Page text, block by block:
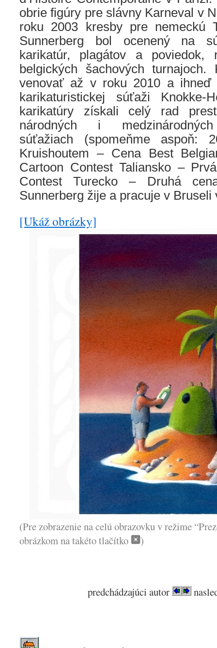
obrie figúry pre slávny Karneval v
roku 2003 kresby pre nemeckú
Sunnerberg bol ocenený na
karikatúr, plagátov a
belgických šachových
venovať až v roku 2010 a ihneď
karikaturistickej súťaži Knokke-
karikatúry získali celý rad
národných i medzinárodných
súťažiach (spomeňme aspoň:
Kruishoutem – Cena Best
Cartoon Contest Taliansko –
Contest Turecko – Druhá
Sunnerberg žije a pracuje v Bruseli
[Ukáž obrázky]
(Pre zobrazenie na celú obrazovku v režime
obrázkom na takéto tlačítko
)
predchádzajúci autor